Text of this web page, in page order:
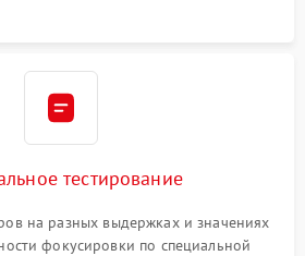
тестирование
на разных выдержках и значениях
фокусировки по специальной